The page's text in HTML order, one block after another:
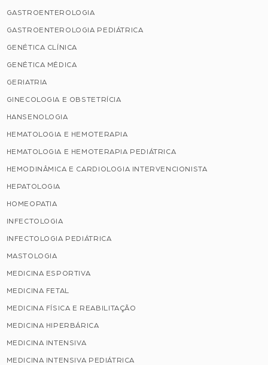
GASTROENTEROLOGIA
GASTROENTEROLOGIA PEDIÁTRICA
GENÉTICA CLÍNICA
GENÉTICA MÉDICA
GERIATRIA
GINECOLOGIA E OBSTETRÍCIA
HANSENOLOGIA
HEMATOLOGIA E HEMOTERAPIA
HEMATOLOGIA E HEMOTERAPIA PEDIÁTRICA
HEMODINÂMICA E CARDIOLOGIA INTERVENCIONISTA
HEPATOLOGIA
HOMEOPATIA
INFECTOLOGIA
INFECTOLOGIA PEDIÁTRICA
MASTOLOGIA
MEDICINA ESPORTIVA
MEDICINA FETAL
MEDICINA FÍSICA E REABILITAÇÃO
MEDICINA HIPERBÁRICA
MEDICINA INTENSIVA
MEDICINA INTENSIVA PEDIÁTRICA